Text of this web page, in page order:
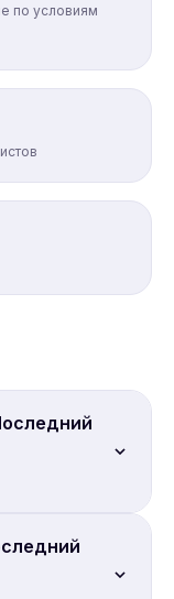
по условиям